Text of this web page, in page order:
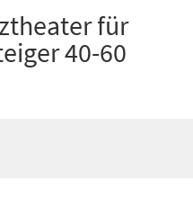
für
40-60